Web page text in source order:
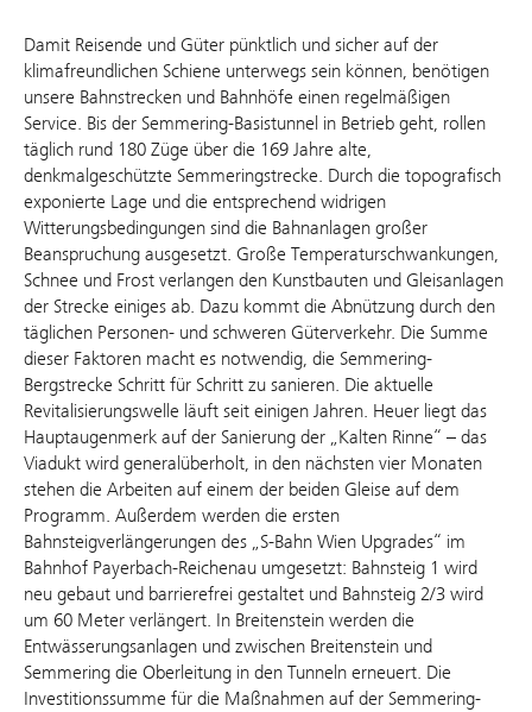
Damit Reisende und Güter pünktlich und sicher auf der
klimafreundlichen Schiene unterwegs sein können, benötigen
unsere Bahnstrecken und Bahnhöfe einen regelmäßigen
Service. Bis der Semmering-Basistunnel in Betrieb geht, rollen
täglich rund 180 Züge über die 169 Jahre alte,
denkmalgeschützte Semmeringstrecke. Durch die topografisch
exponierte Lage und die entsprechend widrigen
Witterungsbedingungen sind die Bahnanlagen großer
Beanspruchung ausgesetzt. Große Temperaturschwankungen,
Schnee und Frost verlangen den Kunstbauten und Gleisanlagen
der Strecke einiges ab. Dazu kommt die Abnützung durch den
täglichen Personen- und schweren Güterverkehr. Die Summe
dieser Faktoren macht es notwendig, die Semmering-
Bergstrecke Schritt für Schritt zu sanieren. Die aktuelle
Revitalisierungswelle läuft seit einigen Jahren. Heuer liegt das
Hauptaugenmerk auf der Sanierung der „Kalten Rinne“ – das
Viadukt wird generalüberholt, in den nächsten vier Monaten
stehen die Arbeiten auf einem der beiden Gleise auf dem
Programm. Außerdem werden die ersten
Bahnsteigverlängerungen des „S-Bahn Wien Upgrades“ im
Bahnhof Payerbach-Reichenau umgesetzt: Bahnsteig 1 wird
neu gebaut und barrierefrei gestaltet und Bahnsteig 2/3 wird
um 60 Meter verlängert. In Breitenstein werden die
Entwässerungsanlagen und zwischen Breitenstein und
Semmering die Oberleitung in den Tunneln erneuert. Die
Investitionssumme für die Maßnahmen auf der Semmering-